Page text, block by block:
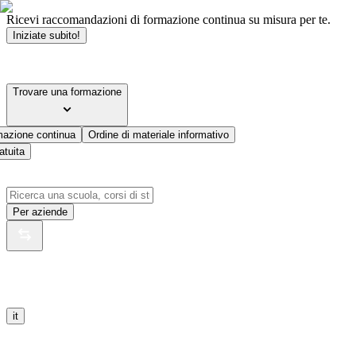
Ricevi raccomandazioni di formazione continua su misura per te.
Iniziate subito!
Trovare una formazione
continua
Ordine di materiale informativo
Per aziende
it